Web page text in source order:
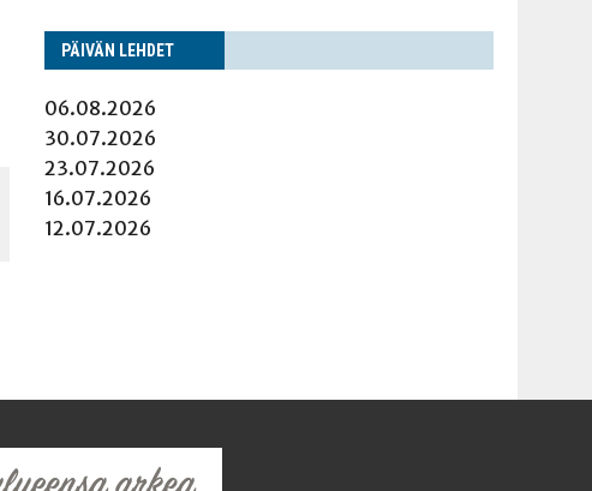
PÄI­VÄN LEHDET
06.08.2026
30.07.2026
23.07.2026
16.07.2026
12.07.2026